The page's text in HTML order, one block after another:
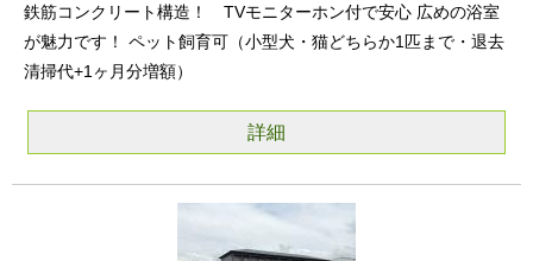
鉄筋コンクリート構造！ TVモニターホン付で安心 広めの浴室
が魅力です！ ペット飼育可（小型犬・猫どちらか1匹まで・退去
清掃代+1ヶ月分増額）
詳細